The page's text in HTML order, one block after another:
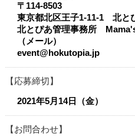
〒114-8503
東京都北区王子1-11-1 北と
北とぴあ管理事務所
（メール）
event@hokutopia.jp
応募締切
2021年5月14日（金）
お問合わせ